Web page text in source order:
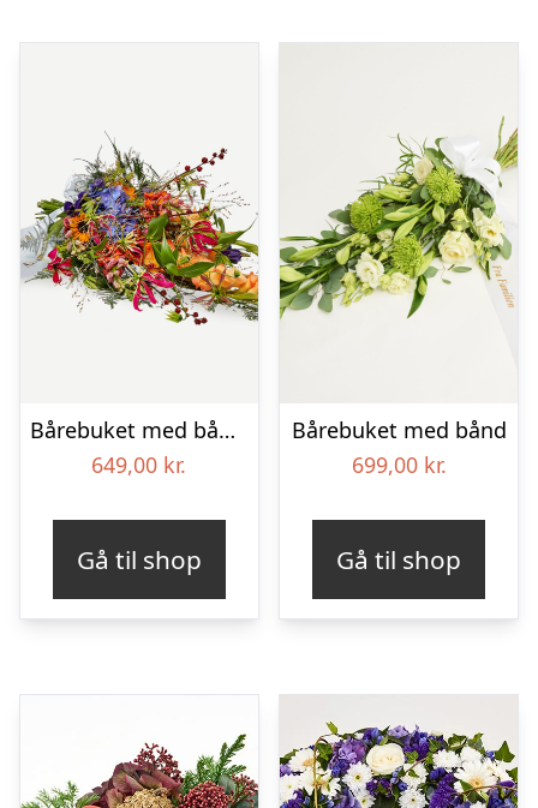
Bårebuket med bånd – Et farverigt farvel
649,00 kr.
Gå til shop
Bårebuket med bånd
699,00 kr.
Gå til shop